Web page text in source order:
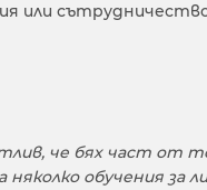
или
че бях част от
обучения за